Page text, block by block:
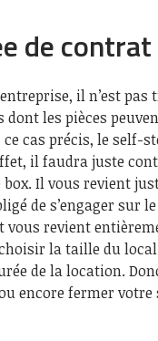
de
il n’est
les pièces
cas précis, le self-
il faudra juste
Il vous revient
de s’engager sur
vous revient
la taille du
de la location.
encore fermer